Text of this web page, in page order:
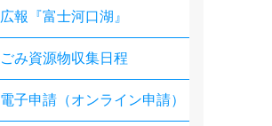
広報『富士河口湖』
ごみ資源物収集日程
電子申請（オンライン申請）